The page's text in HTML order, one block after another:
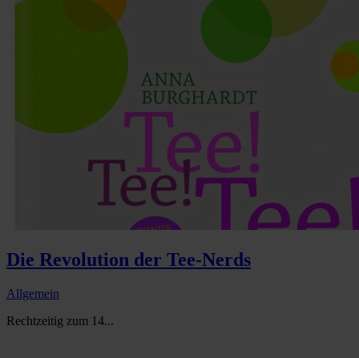
Die Revolution der Tee-Nerds
Allgemein
Rechtzeitig zum 14...